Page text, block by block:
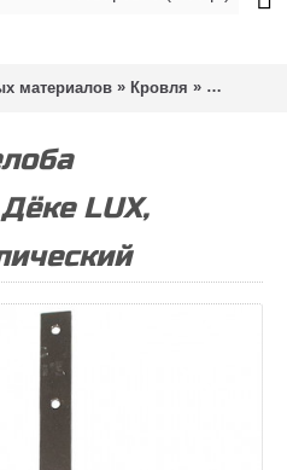
материалов » Кровля »
LUX,